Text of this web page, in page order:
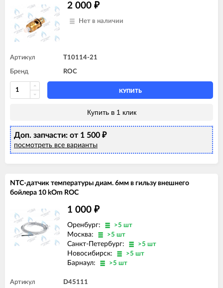
2 000 ₽
Нет в наличии
Артикул T10114-21
Бренд ROC
КУПИТЬ
Купить в 1 клик
Доп. запчасти: от 1 500 ₽
посмотреть все варианты
NTC-датчик температуры диам. 6мм в гильзу внешнего
бойлера 10 kOm ROC
1 000 ₽
Оренбург: >5 шт
Москва: >5 шт
Санкт-Петербург: >5 шт
Новосибирск: >5 шт
Барнаул: >5 шт
Артикул D45111